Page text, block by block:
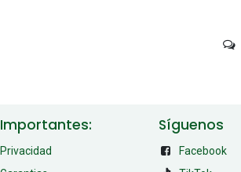
Importantes:
Privacidad
Síguenos
Facebook